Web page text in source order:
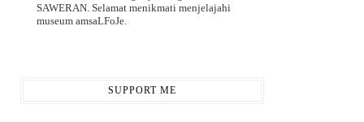
SAWERAN. Selamat menikmati menjelajahi
museum amsaLFoJe.
SUPPORT ME